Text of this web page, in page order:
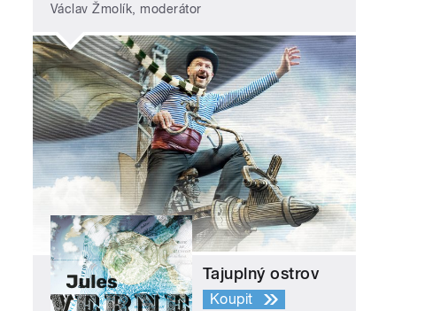
Václav Žmolík, moderátor
Tajuplný ostrov
Koupit